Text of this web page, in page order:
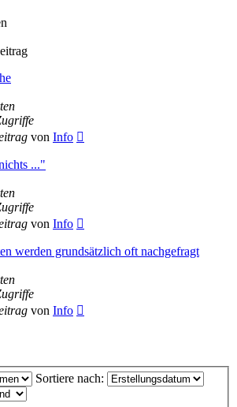
von Info
..."
von Info
werden grundsätzlich oft nachgefragt
von Info
Sortiere nach: